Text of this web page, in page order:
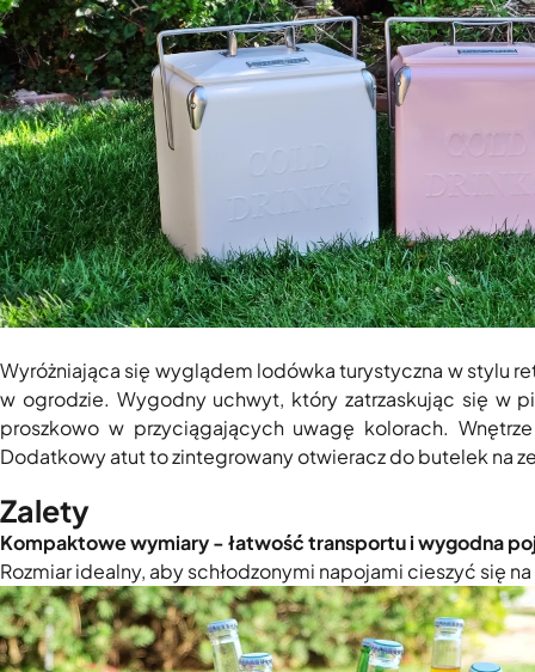
Wyróżniająca się wyglądem lodówka turystyczna w stylu
w ogrodzie. Wygodny uchwyt, który zatrzaskując się w
proszkowo w przyciągających uwagę kolorach.
Dodatkowy atut to zintegrowany otwieracz do butelek na
Zalety
Kompaktowe wymiary - łatwość transportu i wygodna
Rozmiar idealny, aby schłodzonymi napojami cieszyć się